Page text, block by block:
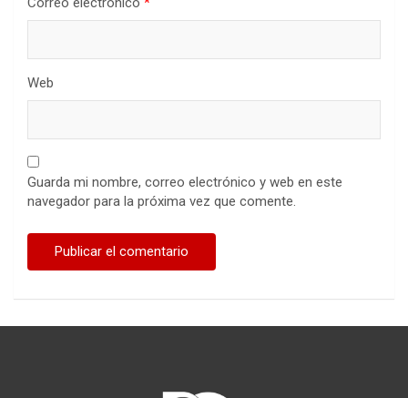
Web
Guarda mi nombre, correo electrónico y web en este
navegador para la próxima vez que comente.